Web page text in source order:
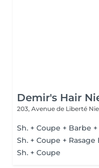
Demir's Hair
203, Avenue de Liberté
Sh. + Coupe + Barbe
Sh. + Coupe +
Sh. + Coupe